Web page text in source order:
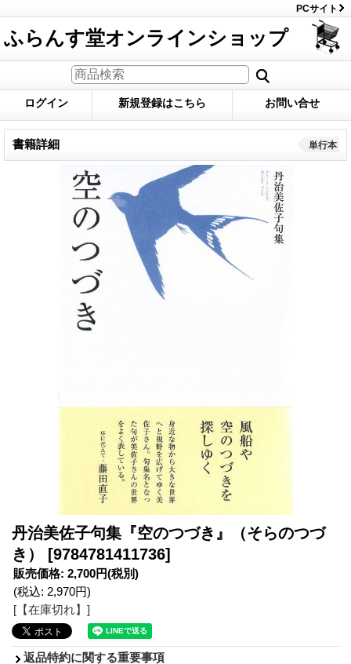
PCサイト
ふらんす堂オンラインショップ
ログイン 新規登録はこちら お問い合せ
書籍詳細 単行本
丹治美佐子句集『空のつづき』（そらのつづ
き） [9784781411736]
販売価格: 2,700円(税別)
(税込: 2,970円)
[【在庫切れ】]
返品特約に関する重要事項